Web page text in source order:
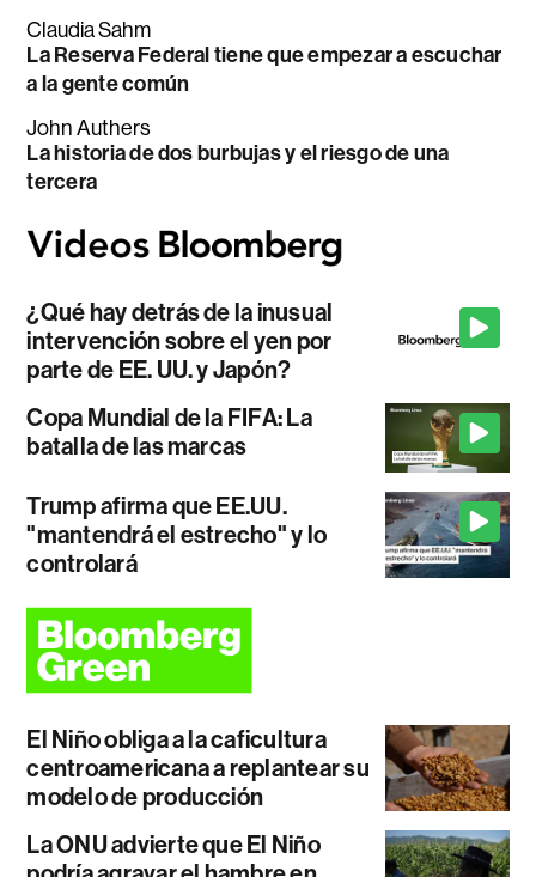
Claudia Sahm
La Reserva Federal tiene que empezar a escuchar
a la gente común
John Authers
La historia de dos burbujas y el riesgo de una
tercera
¿Qué hay detrás de la inusual
intervención sobre el yen por
parte de EE. UU. y Japón?
Copa Mundial de la FIFA: La
batalla de las marcas
Trump afirma que EE.UU.
"mantendrá el estrecho" y lo
controlará
El Niño obliga a la caficultura
centroamericana a replantear su
modelo de producción
La ONU advierte que El Niño